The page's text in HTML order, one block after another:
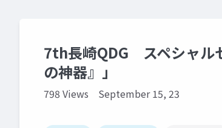
7th長崎QDG スペシャル
の神器』」
798 Views September 15, 23